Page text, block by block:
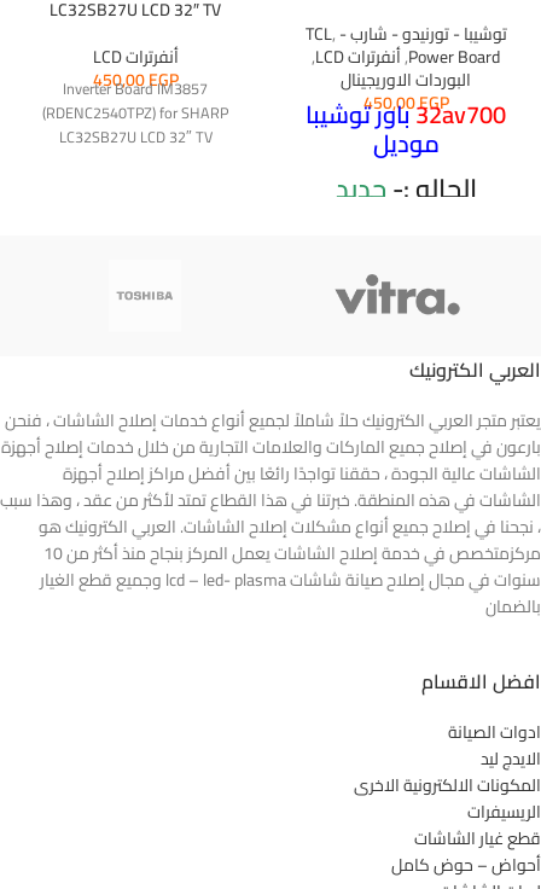
توشيبا - تورنيدو - شارب - TCL,
Power Board
,أنفرترات LCD ,
البوردات الاوريجينال
450,00EGP
32av700باور توشيبا
موديل
الحاله :-جديد
LC32SB27U LCD 32″ TV
أنفرترات LCD
450,00EGP
Inverter Board IM3857
(RDENC2540TPZ) for SHARP
LC32SB27U LCD 32″ TV
العربي الكترونيك
يعتبر متجر العربي الكترونيك حلاً شاملاً لجميع أنواع خدمات إصلاح الشاشات ، فنحن
بارعون في إصلاح جميع الماركات والعلامات التجارية من خلال خدمات إصلاح أجهزة
الشاشات عالية الجودة ، حققنا تواجدًا رائعًا بين أفضل مراكز إصلاح أجهزة
الشاشات في هذه المنطقة. خبرتنا في هذا القطاع تمتد لأكثر من عقد ، وهذا سبب
، نجحنا في إصلاح جميع أنواع مشكلات إصلاح الشاشات. العربي الكترونيك هو
مركزمتخصص في خدمة إصلاح الشاشات يعمل المركز بنجاح منذ أكثر من 10
سنوات في مجال إصلاح صيانة شاشات lcd – led- plasma وجميع قطع الغيار
بالضمان
افضل الاقسام
ادوات الصيانة
الايدج ليد
المكونات الالكترونية الاخرى
الريسيفرات
قطع غيار الشاشات
أحواض – حوض كامل